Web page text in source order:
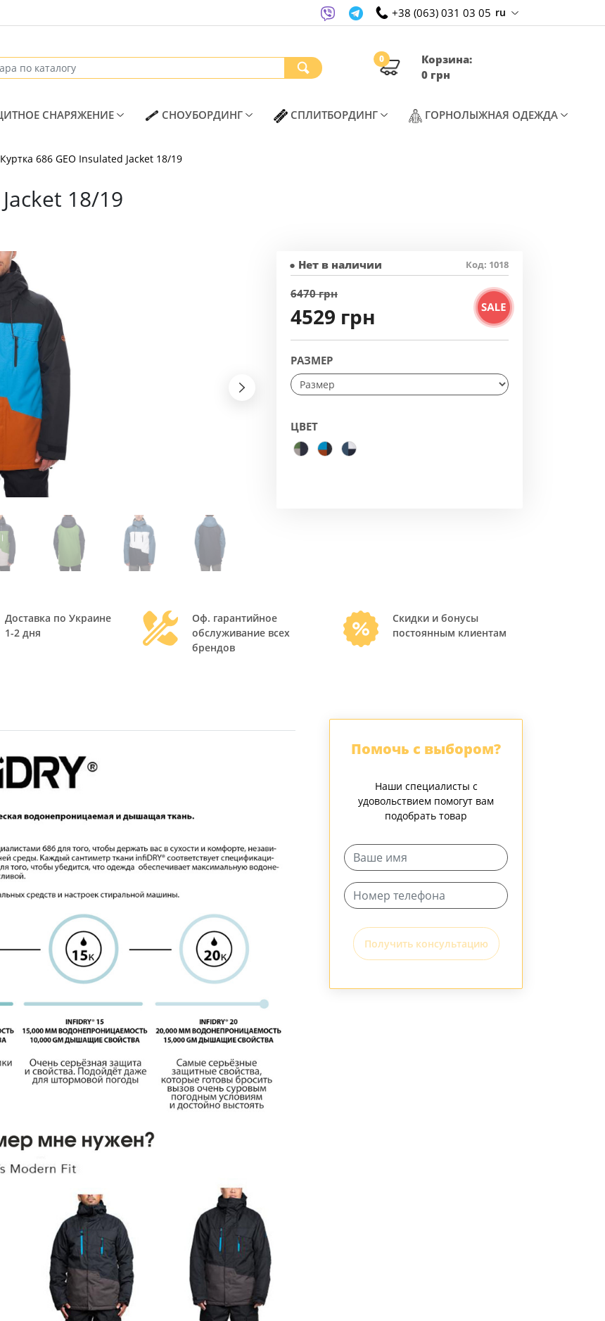
+38 (063) 031 03 05 ru
0
Корзина:
0 грн
СНАРЯЖЕНИЕ(CURRENT)СНОУБОРДИНГ(CURRENT)СПЛИТБОРДИНГ(CURRENT)ГОРНОЛЫЖНАЯ ОДЕЖДА
Куртка 686 GEO Insulated Jacket 18/19
18/19
● Нет в наличии Код: 1018
6470 грн
4529 грн
РАЗМЕР
ЦВЕТ
Доставка по Украине
1-2 дня
Оф. гарантийное
обслуживание всех
брендов
Скидки и бонусы
постоянным клиентам
Помочь с выбором?
Наши специалисты с
удовольствием помогут вам
подобрать товар
Получить консультацию